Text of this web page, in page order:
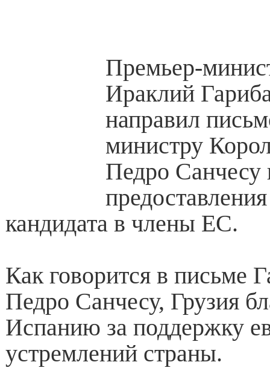
Премьер-
Ираклий
направил
министру
Педро Санчесу
кандидата в члены ЕС.
Как говорится в письме
Педро Санчесу, Грузия
Испанию за поддержку
устремлений страны.